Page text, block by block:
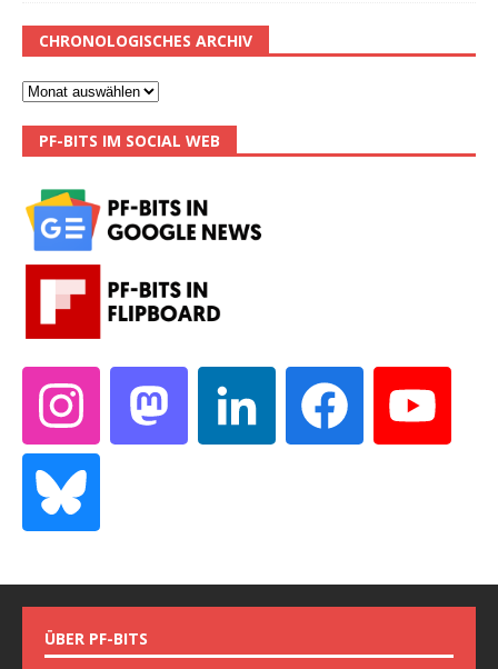
CHRONOLOGISCHES ARCHIV
PF-BITS IM SOCIAL WEB
ÜBER PF-BITS